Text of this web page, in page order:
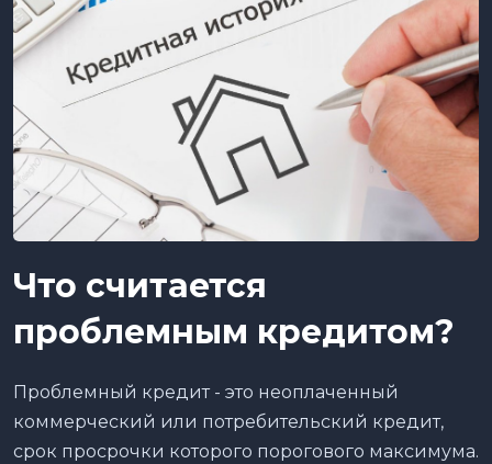
Что считается
проблемным кредитом?
Проблемный кредит - это неоплаченный
коммерческий или потребительский кредит,
срок просрочки которого порогового максимума.